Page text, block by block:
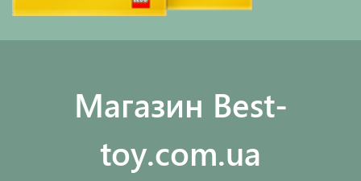
Maгазин Best-
toy.com.ua